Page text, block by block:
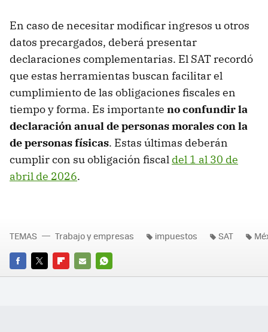
En caso de necesitar modificar ingresos u otros
datos precargados, deberá presentar
declaraciones complementarias. El SAT recordó
que estas herramientas buscan facilitar el
cumplimiento de las obligaciones fiscales en
tiempo y forma. Es importante no confundir la
declaración anual de personas morales con la
de personas físicas. Estas últimas deberán
cumplir con su obligación fiscal del 1 al 30 de
abril de 2026.
FACEBOOK
TWITTERFLIPBOARD
E-
WHATSAPP
TEMAS Trabajo y empresas impuestos SAT